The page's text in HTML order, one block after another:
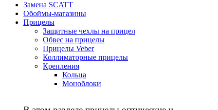
Замена SCATT
Обоймы-магазины
Прицелы
Защитные чехлы на прицел
Обвес на прицелы
Прицелы Veber
Коллиматорные прицелы
Крепления
Кольца
Моноблоки